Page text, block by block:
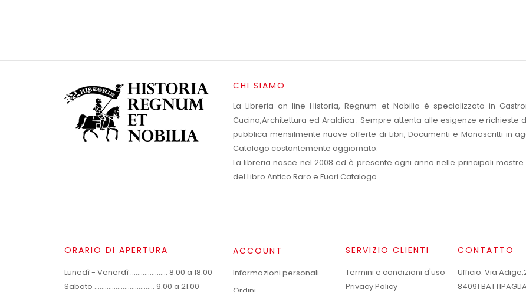
CHI SIAMO
La Libreria on line Historia, Regnum et Nobilia è specializzata in
Cucina,Architettura ed Araldica . Sempre attenta alle esigenze e richieste
pubblica mensilmente nuove offerte di Libri, Documenti e Manoscritti in
Catalogo costantemente aggiornato.
La libreria nasce nel 2008 ed è presente ogni anno nelle principali
del Libro Antico Raro e Fuori Catalogo.
ORARIO DI APERTURA
Lunedì - Venerdì ..................... 8.00 a 18.00
Sabato .................................. 9.00 a 21.00
ACCOUNT
Informazioni personali
SERVIZIO CLIENTI
Termini e condizioni d'uso
Privacy Policy
CONTATTO
Ufficio: Via
84091